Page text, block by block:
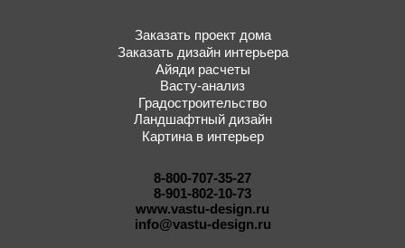
Заказать проект дома
Заказать дизайн интерьера
Айяди расчеты
Васту-анализ
Градостроительство
Ландшафтный дизайн
Картина в интерьер
8-800-707-35-27
8-901-802-10-73
www.vastu-design.ru
info@vastu-design.ru